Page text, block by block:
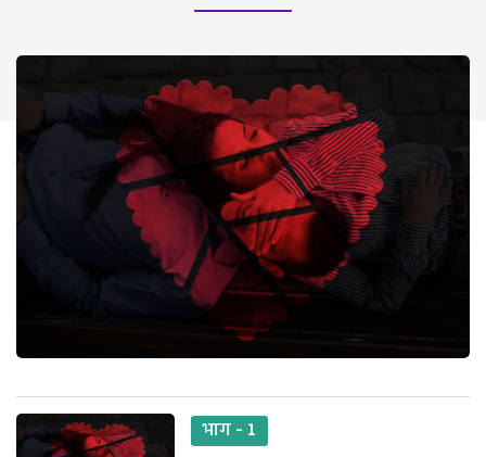
भाग - 1